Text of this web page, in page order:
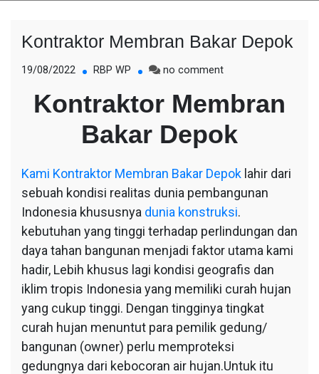
Kontraktor Membran Bakar Depok
19/08/2022 RBP WP no commenton
Membran
Bakar
Depok
Kontraktor Membran
Bakar Depok
Kami Kontraktor Membran Bakar Depok lahir dari
sebuah kondisi realitas dunia pembangunan
Indonesia khususnya dunia konstruksi.
kebutuhan yang tinggi terhadap perlindungan dan
daya tahan bangunan menjadi faktor utama kami
hadir, Lebih khusus lagi kondisi geografis dan
iklim tropis Indonesia yang memiliki curah hujan
yang cukup tinggi. Dengan tingginya tingkat
curah hujan menuntut para pemilik gedung/
bangunan (owner) perlu memproteksi
gedungnya dari kebocoran air hujan.Untuk itu